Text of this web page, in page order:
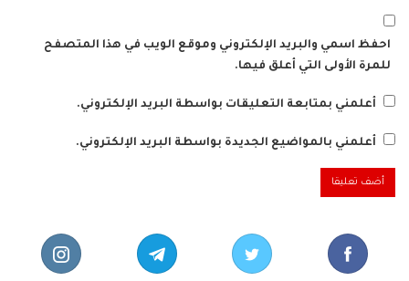
احفظ اسمي والبريد الإلكتروني وموقع الويب في هذا المتصفح
للمرة الأولى التي أعلق فيها.
أعلمني بمتابعة التعليقات بواسطة البريد الإلكتروني.
أعلمني بالمواضيع الجديدة بواسطة البريد الإلكتروني.